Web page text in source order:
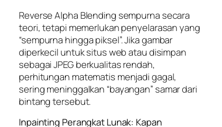
Reverse Alpha Blending sempurna secara
teori, tetapi memerlukan penyelarasan yang
“sempurna hingga piksel”. Jika gambar
diperkecil untuk situs web atau disimpan
sebagai JPEG berkualitas rendah,
perhitungan matematis menjadi gagal,
sering meninggalkan “bayangan” samar dari
bintang tersebut.
Inpainting Perangkat Lunak: Kapan